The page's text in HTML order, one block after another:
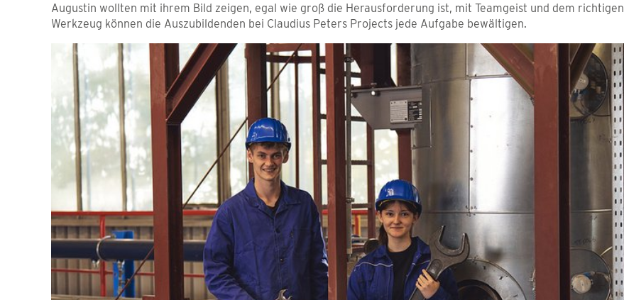
Augustin wollten mit ihrem Bild zeigen, egal wie groß die Herausforderung ist, mit Teamgeist und dem richtigen
Werkzeug können die Auszubildenden bei Claudius Peters Projects jede Aufgabe bewältigen.